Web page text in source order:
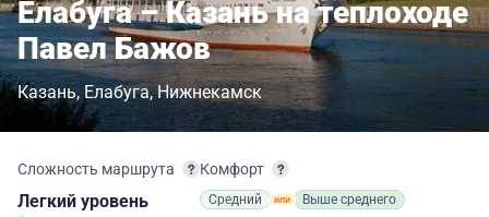
Елабуга – Казань на теплоходе
Павел Бажов
Казань Елабуга Нижнекамск
Сложность маршрута
Легкий уровень
Комфорт
Средний Выше среднего